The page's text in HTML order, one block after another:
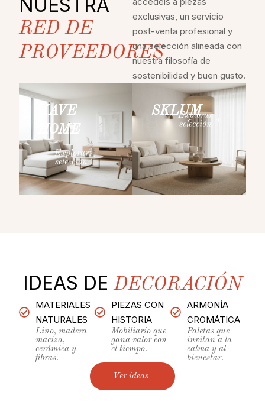
NUESTRA
RED DE
PROVEEDORES
exclusivas, un servicio
post-venta profesional y
una selección alineada con
nuestra filosofía de
sostenibilidad y buen gusto.
KAVE
HOME
Explorar
selección
SKLUM
Explorar
selección
IDEAS DE DECORACIÓN
MATERIALES
NATURALES
Lino, madera
maciza,
cerámica y
fibras.
PIEZAS CON
HISTORIA
Mobiliario que
gana valor con
el tiempo.
ARMONÍA
CROMÁTICA
Paletas que
invitan a la
calma y al
bienestar.
Ver ideas